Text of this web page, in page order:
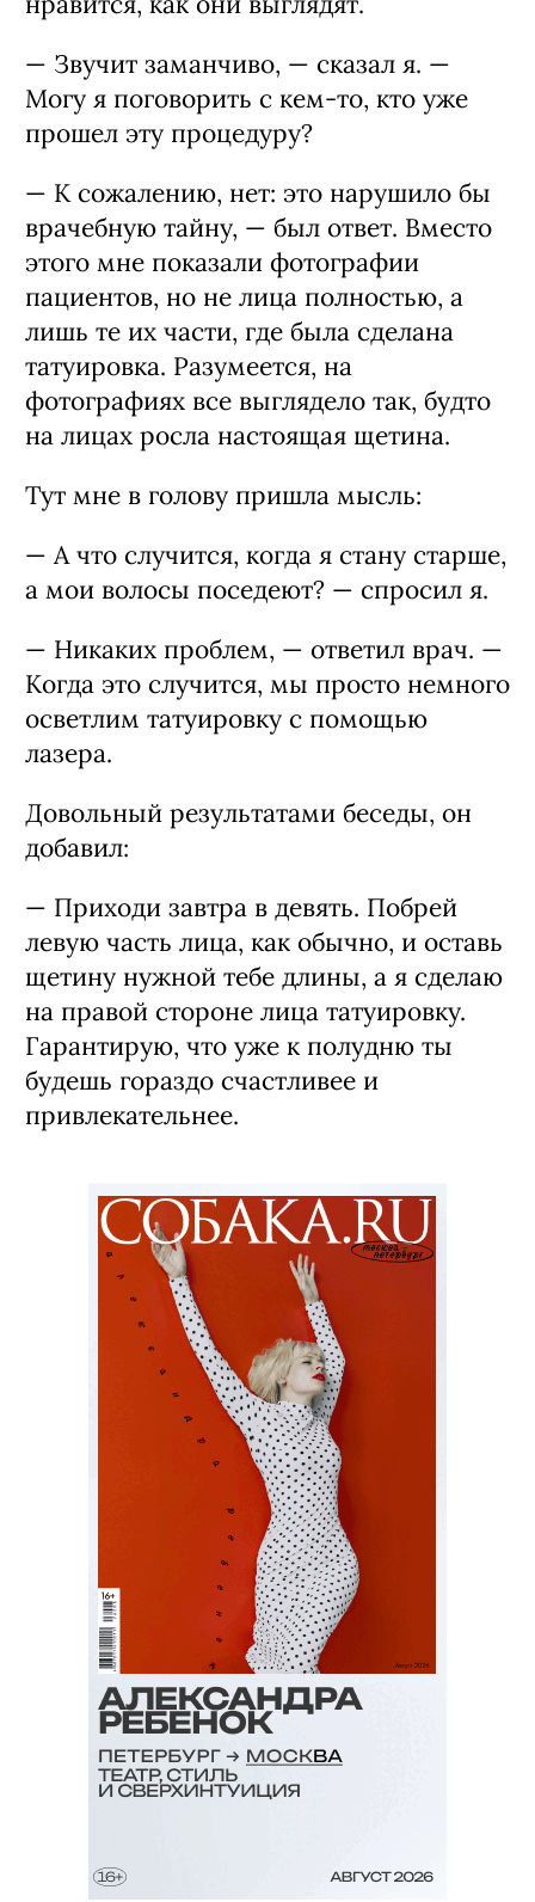
— Звучит заманчиво, — сказал я. —
Могу я поговорить с кем-то, кто уже
прошел эту процедуру?
— К сожалению, нет: это нарушило бы
врачебную тайну, — был ответ. Вместо
этого мне показали фотографии
пациентов, но не лица полностью, а
лишь те их части, где была сделана
татуировка. Разумеется, на
фотографиях все выглядело так, будто
на лицах росла настоящая щетина.
Тут мне в голову пришла мысль:
— А что случится, когда я стану старше,
а мои волосы поседеют? — спросил я.
— Никаких проблем, — ответил врач. —
Когда это случится, мы просто немного
осветлим татуировку с помощью
лазера.
Довольный результатами беседы, он
добавил:
— Приходи завтра в девять. Побрей
левую часть лица, как обычно, и оставь
щетину нужной тебе длины, а я сделаю
на правой стороне лица татуировку.
Гарантирую, что уже к полудню ты
будешь гораздо счастливее и
привлекательнее.